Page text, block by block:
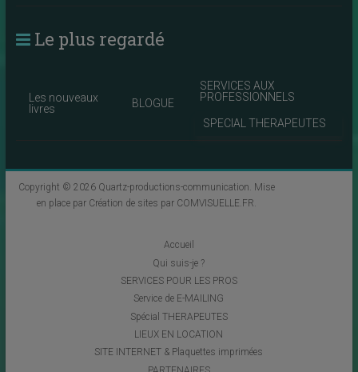
Le plus regardé
Les nouveaux
livres
BLOGUE
SERVICES AUX
PROFESSIONNELS
SPECIAL THERAPEUTES
Copyright © 2026 Quartz-productions-communication. Mise
en place par Création de sites par COMVISUELLE.FR.
Accueil
Qui suis-je ?
SERVICES POUR LES PROS
Service de E-MAILING
Spécial THERAPEUTES
LIEUX EN LOCATION
SITE INTERNET & Plaquettes imprimées